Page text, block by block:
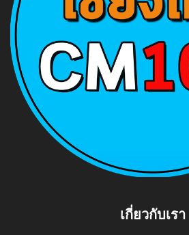
เกี่ยวกับเรา